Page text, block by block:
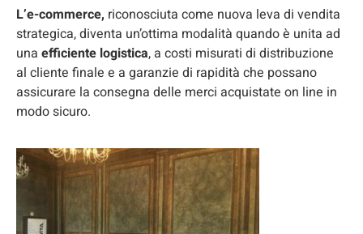
L’e-commerce, riconosciuta come nuova leva di vendita
strategica, diventa un’ottima modalità quando è unita ad
una efficiente logistica, a costi misurati di distribuzione
al cliente finale e a garanzie di rapidità che possano
assicurare la consegna delle merci acquistate on line in
modo sicuro.